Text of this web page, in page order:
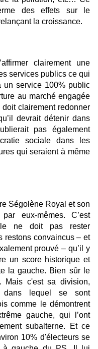
des effets sur le
la croissance.
clairement une
services publics ce qui
un service 100% public
au marché engagée
clairement redonner
devrait détenir dans
pas également
sociale dans les
qui seraient à même
Ségolène Royal et son
eux-mêmes. C’est
ne doit pas rester
restons convaincus – et
prouvé – qu’il y
un score historique et
la gauche. Bien sûr le
Mais c'est sa division,
dans lequel se sont
comme le démontrent
gauche, qui l’ont
subalterne. Et ce
10% d'électeurs se